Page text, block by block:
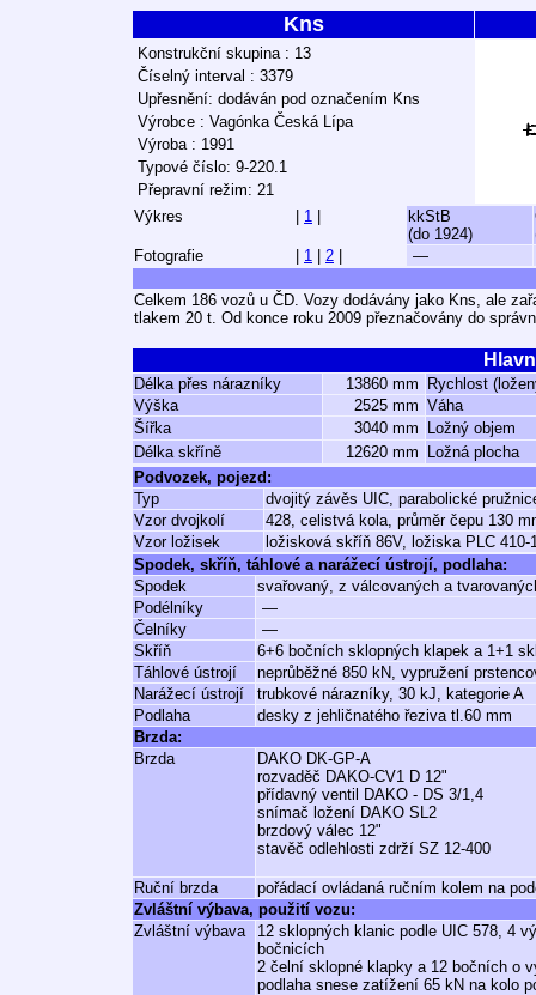
Kns
Konstrukční skupina : 13
Číselný interval : 3379
Upřesnění: dodáván pod označením Kns
Výrobce : Vagónka Česká Lípa
Výroba : 1991
Typové číslo: 9-220.1
Přepravní režim: 21
Výkres
1
kkStB
(do 1924)
Fotografie
1 2 —
Celkem 186 vozů u ČD. Vozy dodávány jako Kns, ale
tlakem 20 t. Od konce roku 2009 přeznačovány do
Délka přes nárazníky 13860 mm
Rychlost
Výška
2525 mm Váha
Šířka
3040 mm
Ložný objem
Délka skříně
12620 mm
Ložná plocha
Podvozek, pojezd:
Typ
dvojitý závěs UIC, parabolické
Vzor dvojkolí
428, celistvá kola, průměr čepu 130
Vzor ložisek
ložisková skříň 86V, ložiska PLC 410-
Spodek, skříň, táhlové a narážecí ústrojí, podlaha:
Spodek
svařovaný, z válcovaných a
Podélníky
—
Čelníky
—
Skříň
6+6 bočních sklopných klapek a 1+1
Táhlové ústrojí
neprůběžné 850 kN, vypružení
Narážecí ústrojí
trubkové nárazníky, 30 kJ, kategorie A
Podlaha
desky z jehličnatého řeziva tl.60 mm
Brzda:
Brzda
DAKO DK-GP-A
rozvaděč DAKO-CV1 D 12"
přídavný ventil DAKO - DS 3/1,4
snímač ložení DAKO SL2
brzdový válec 12"
stavěč odlehlosti zdrží SZ 12-400
Ruční brzda
pořádací ovládaná ručním kolem na
Zvláštní výbava, použití vozu:
Zvláštní výbava
12 sklopných klanic podle UIC 578, 4
bočnicích
2 čelní sklopné klapky a 12 bočních o
podlaha snese zatížení 65 kN na kolo